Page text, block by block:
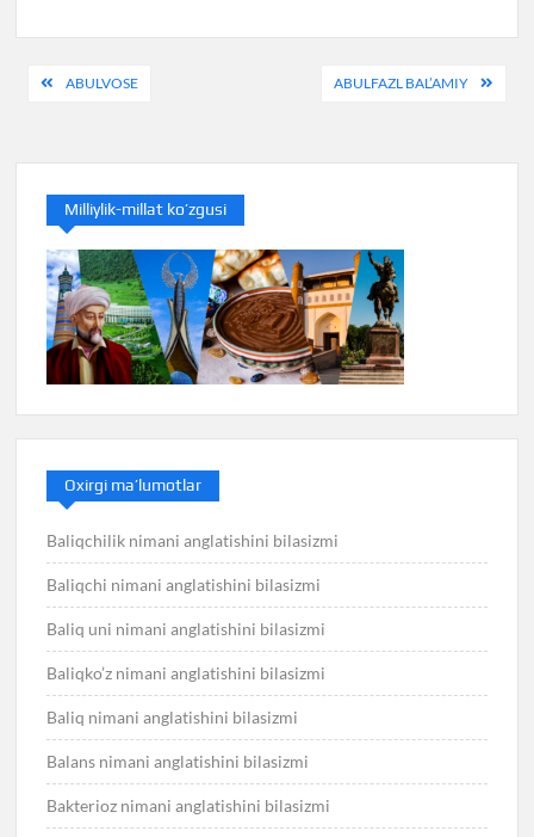
PostABULVOSE ABULFAZL BAL’AMIY
Milliylik-millat ko’zgusi
Oxirgi ma’lumotlar
Baliqchilik nimani anglatishini bilasizmi
Baliqchi nimani anglatishini bilasizmi
Baliq uni nimani anglatishini bilasizmi
Baliqko’z nimani anglatishini bilasizmi
Baliq nimani anglatishini bilasizmi
Balans nimani anglatishini bilasizmi
Bakterioz nimani anglatishini bilasizmi